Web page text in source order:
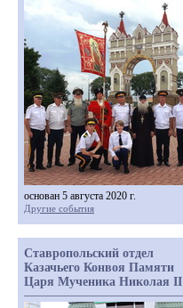
основан 5 августа 2020 г.
Другие события
Ставропольский отдел
Казачьего Конвоя Памяти
Царя Мученика Николая II